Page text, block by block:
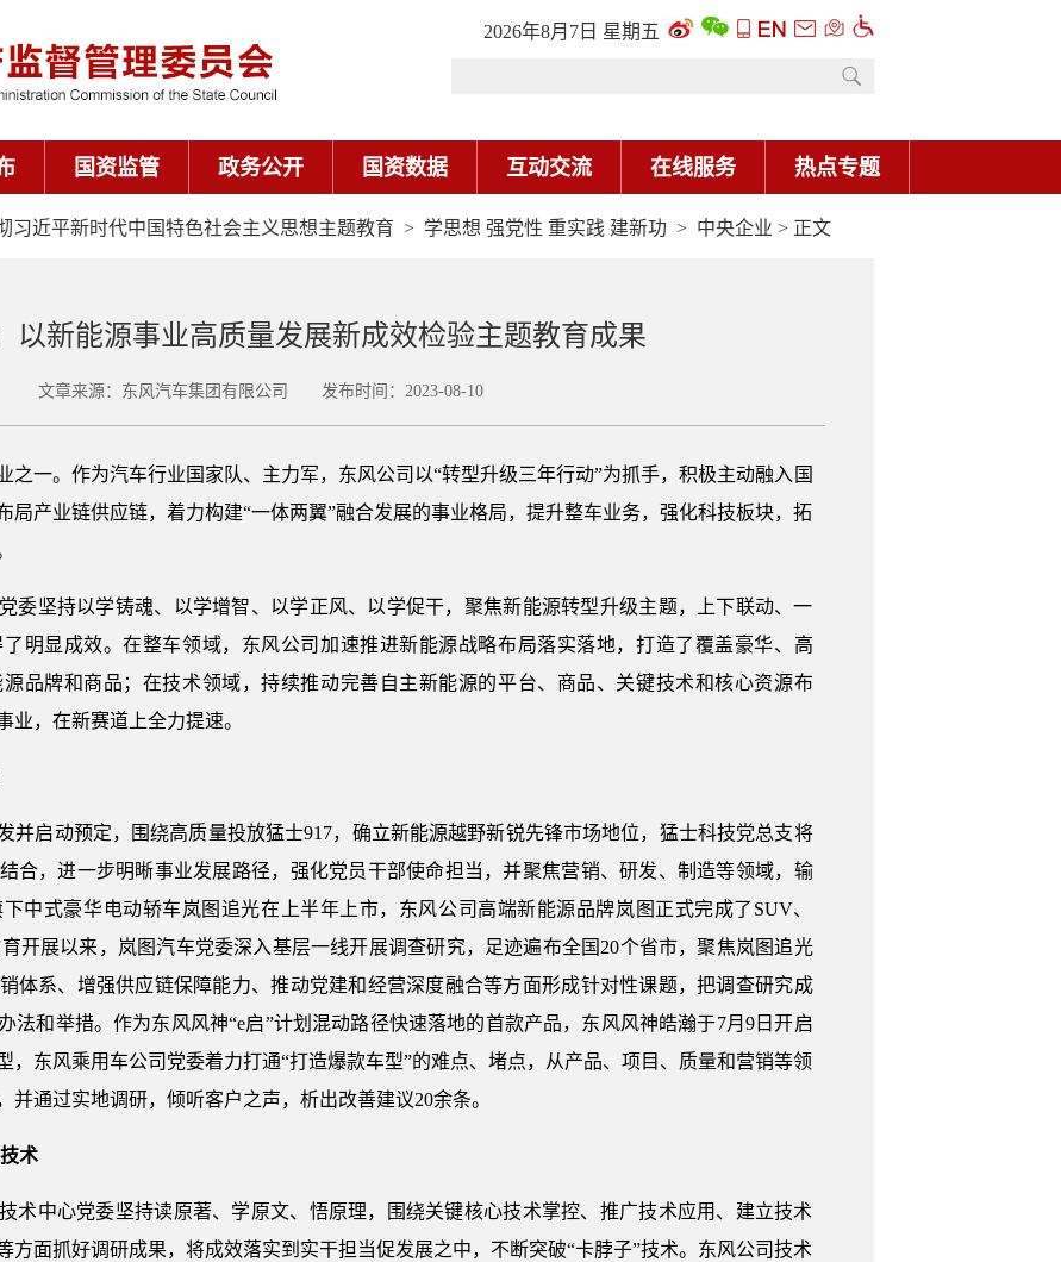
2026年8月7日 星期五
国资监管 政务公开 国资数据 互动交流 在线服务 热点专题
习近平新时代中国特色社会主义思想主题教育 > 学思想 强党性 重实践 建新功 > 中央企业 > 正文
以新能源事业高质量发展新成效检验主题教育成果
文章来源：东风汽车集团有限公司 发布时间：2023-08-10
之一。作为汽车行业国家队、主力军，东风公司以“转型升级三年行动”为抓手，积极主动融入国
局产业链供应链，着力构建“一体两翼”融合发展的事业格局，提升整车业务，强化科技板块，拓
委坚持以学铸魂、以学增智、以学正风、以学促干，聚焦新能源转型升级主题，上下联动、一
明显成效。在整车领域，东风公司加速推进新能源战略布局落实落地，打造了覆盖豪华、高
品牌和商品；在技术领域，持续推动完善自主新能源的平台、商品、关键技术和核心资源布
业，在新赛道上全力提速。
并启动预定，围绕高质量投放猛士917，确立新能源越野新锐先锋市场地位，猛士科技党总支将
合，进一步明晰事业发展路径，强化党员干部使命担当，并聚焦营销、研发、制造等领域，输
中式豪华电动轿车岚图追光在上半年上市，东风公司高端新能源品牌岚图正式完成了SUV、
开展以来，岚图汽车党委深入基层一线开展调查研究，足迹遍布全国20个省市，聚焦岚图追光
体系、增强供应链保障能力、推动党建和经营深度融合等方面形成针对性课题，把调查研究成
法和举措。作为东风风神“e启”计划混动路径快速落地的首款产品，东风风神皓瀚于7月9日开启
，东风乘用车公司党委着力打通“打造爆款车型”的难点、堵点，从产品、项目、质量和营销等领
通过实地调研，倾听客户之声，析出改善建议20余条。
术
术中心党委坚持读原著、学原文、悟原理，围绕关键核心技术掌控、推广技术应用、建立技术
方面抓好调研成果，将成效落实到实干担当促发展之中，不断突破“卡脖子”技术。东风公司技术